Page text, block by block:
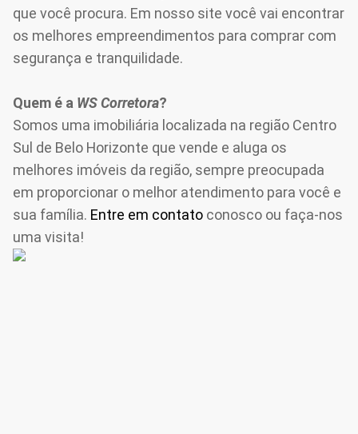
que você procura. Em nosso site você vai encontrar
os melhores empreendimentos para comprar com
segurança e tranquilidade.
Quem é a WS Corretora?
Somos uma imobiliária localizada na região Centro
Sul de Belo Horizonte que vende e aluga os
melhores imóveis da região, sempre preocupada
em proporcionar o melhor atendimento para você e
sua família. Entre em contato conosco ou faça-nos
uma visita!